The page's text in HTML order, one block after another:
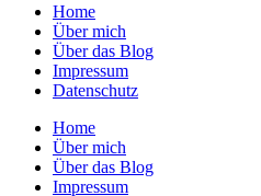
Home
Über mich
Über das Blog
Impressum
Datenschutz
Home
Über mich
Über das Blog
Impressum